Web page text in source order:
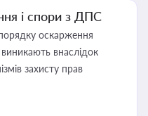
і спори з ДПС
оскарження
внаслідок
захисту прав